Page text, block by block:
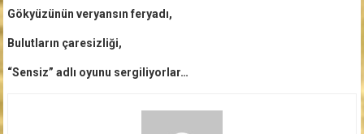
Gökyüzünün veryansın feryadı,
Bulutların çaresizliği,
“Sensiz” adlı oyunu sergiliyorlar…